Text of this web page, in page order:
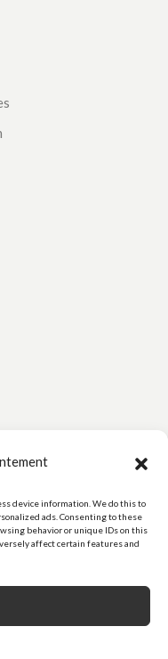
device information. We do this to
ads. Consenting to these
behavior or unique IDs on this
affect certain features and